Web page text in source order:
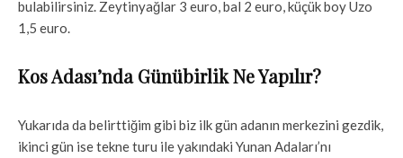
bulabilirsiniz. Zeytinyağlar 3 euro, bal 2 euro, küçük boy Uzo
1,5 euro.
Kos Adası’nda Günübirlik Ne Yapılır?
Yukarıda da belirttiğim gibi biz ilk gün adanın merkezini gezdik,
ikinci gün ise tekne turu ile yakındaki Yunan Adaları’nı